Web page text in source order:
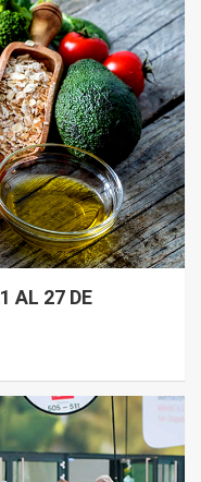
AL 27 DE